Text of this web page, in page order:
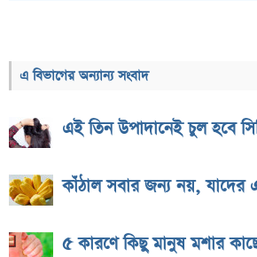
এ বিভাগের অন্যান্য সংবাদ
এই তিন উপাদানেই চুল হবে
কাঁঠাল সবার জন্য নয়, যাদের
৫ কারণে কিছু মানুষ মশার